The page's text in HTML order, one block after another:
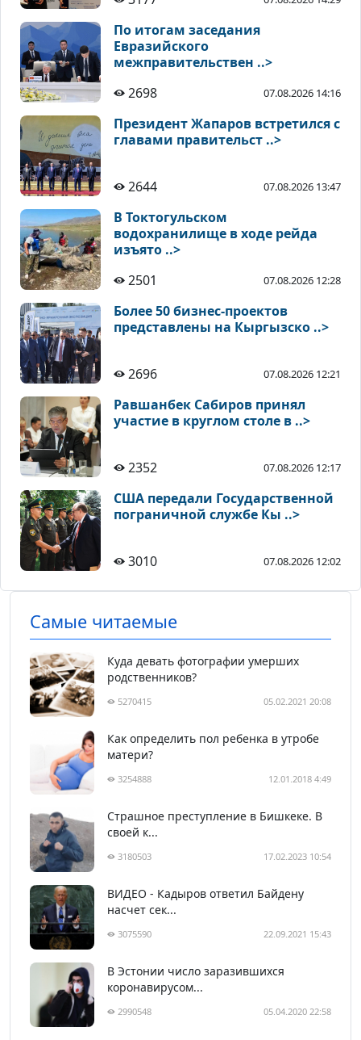
По итогам заседания
Евразийского
межправительствен ..>
2698
07.08.2026 14:16
Президент Жапаров встретился с
главами правительст ..>
2644 07.08.2026 13:47
В Токтогульском
водохранилище в ходе рейда
изъято ..>
2501
07.08.2026 12:28
Более 50 бизнес-проектов
представлены на Кыргызско ..>
2696 07.08.2026 12:21
Равшанбек Сабиров принял
участие в круглом столе в ..>
2352 07.08.2026 12:17
США передали Государственной
пограничной службе Кы ..>
3010 07.08.2026 12:02
Самые читаемые
Куда девать фотографии умерших
родственников?
5270415 05.02.2021 20:08
Как определить пол ребенка в утробе
матери?
3254888 12.01.2018 4:49
Страшное преступление в Бишкеке. В
своей к...
3180503 17.02.2023 10:54
ВИДЕО - Кадыров ответил Байдену
насчет сек...
3075590 22.09.2021 15:43
В Эстонии число заразившихся
коронавирусом...
2990548 05.04.2020 22:58